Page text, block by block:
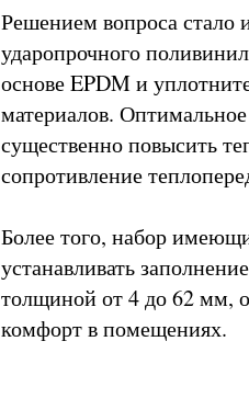
Решением вопроса стало
ударопрочного
основе EPDM и
материалов.
существенно повысить
сопротивление
Более того, набор
устанавливать
толщиной от 4 до 62 мм,
комфорт в помещениях.